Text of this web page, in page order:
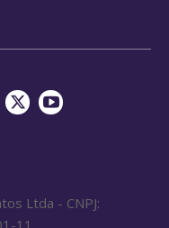
Ltda - CNPJ: